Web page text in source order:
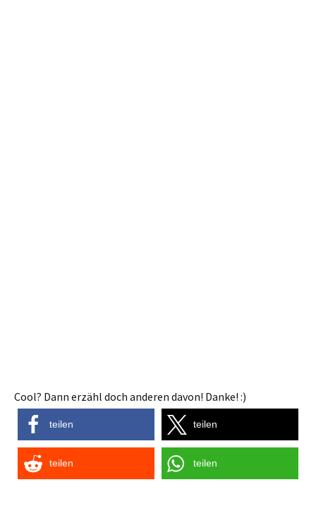
Cool? Dann erzähl doch anderen davon! Danke! :)
teilen teilen
teilen teilen